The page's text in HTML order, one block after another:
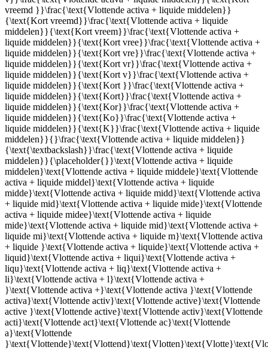
vreemd }}\frac{\text{Vlottende activa + liquide middelen}}
{\text{Kort vreemd}}\frac{\text{Vlottende activa + liquide
middelen}}{\text{Kort vreem}}\frac{\text{Vlottende activa +
liquide middelen}}{\text{Kort vree}}\frac{\text{Vlottende activa +
liquide middelen}}{\text{Kort vre}}\frac{\text{Vlottende activa +
liquide middelen}}{\text{Kort vr}}\frac{\text{Vlottende activa +
liquide middelen}}{\text{Kort v}}\frac{\text{Vlottende activa +
liquide middelen}}{\text{Kort }}\frac{\text{Vlottende activa +
liquide middelen}}{\text{Kort}}\frac{\text{Vlottende activa +
liquide middelen}}{\text{Kor}}\frac{\text{Vlottende activa +
liquide middelen}}{\text{Ko}}\frac{\text{Vlottende activa +
liquide middelen}}{\text{K}}\frac{\text{Vlottende activa + liquide
middelen}}{}\frac{\text{Vlottende activa + liquide middelen}}
{\text{\textbackslash}}\frac{\text{Vlottende activa + liquide
middelen}}{\placeholder{}}\text{Vlottende activa + liquide
middelen}\text{Vlottende activa + liquide middele}\text{Vlottende
activa + liquide middel}\text{Vlottende activa + liquide
midde}\text{Vlottende activa + liquide midd}\text{Vlottende activa
+ liquide mid}\text{Vlottende activa + liquide mide}\text{Vlottende
activa + liquide midee}\text{Vlottende activa + liquide
mide}\text{Vlottende activa + liquide mid}\text{Vlottende activa +
liquide mi}\text{Vlottende activa + liquide m}\text{Vlottende activa
+ liquide }\text{Vlottende activa + liquide}\text{Vlottende activa +
liquid}\text{Vlottende activa + liqui}\text{Vlottende activa +
liqu}\text{Vlottende activa + liq}\text{Vlottende activa +
li}\text{Vlottende activa + l}\text{Vlottende activa +
}\text{Vlottende activa +}\text{Vlottende activa }\text{Vlottende
activa}\text{Vlottende activ}\text{Vlottende active}\text{Vlottende
active }\text{Vlottende active}\text{Vlottende activ}\text{Vlottende
acti}\text{Vlottende act}\text{Vlottende ac}\text{Vlottende
a}\text{Vlottende